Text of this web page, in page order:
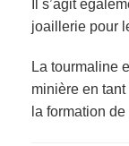
Il s’agit
joaillerie pour
La tourmaline
minière en
la formation de